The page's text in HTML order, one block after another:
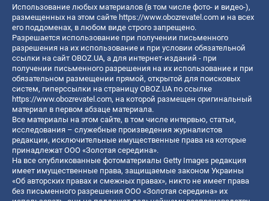
Использование любых материалов (в том числе фото- и видео-),
размещенных на этом сайте https://www.obozrevatel.com и на всех
его поддоменах, в любом виде строго запрещено.
Разрешается использование при получении письменного
разрешения на их использование и при условии обязательной
ссылки на сайт OBOZ.UA, а для интернет-изданий - при
получении письменного разрешения на их использование и при
обязательном размещении прямой, открытой для поисковых
систем, гиперссылки на страницу OBOZ.UA по ссылке
https://www.obozrevatel.com, на которой размещен оригинальный
материал в первом абзаце материала.
Все материалы на этом сайте, в том числе интервью, статьи,
исследования – служебные произведения журналистов
редакции, исключительные имущественные права на которые
принадлежат ООО «Золотая середина».
На все опубликованные фотоматериалы Getty Images редакция
имеет имущественные права, защищаемые законом Украины
«Об авторских правах и смежных правах», никто не имеет права
без письменного разрешения ООО «Золотая середина» их